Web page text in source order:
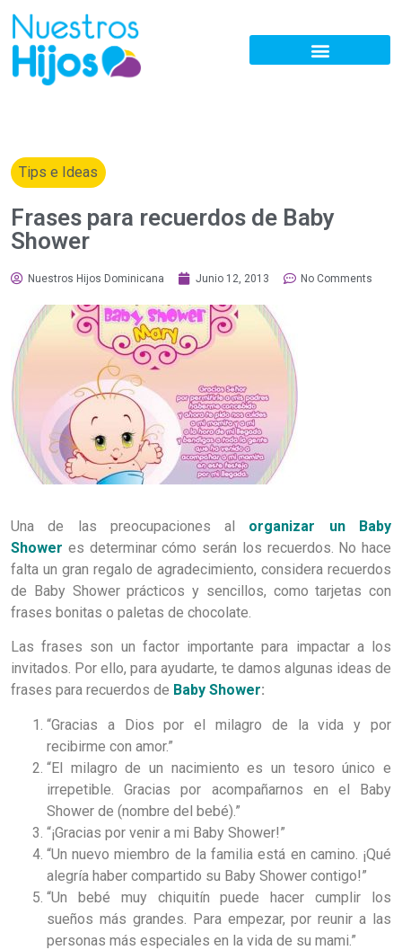
Tips e Ideas
Frases para recuerdos de Baby
Shower
Nuestros Hijos Dominicana Junio 12, 2013 No Comments
Una de las preocupaciones al organizar un Baby
Shower es determinar cómo serán los recuerdos. No hace
falta un gran regalo de agradecimiento, considera recuerdos
de Baby Shower prácticos y sencillos, como tarjetas con
frases bonitas o paletas de chocolate.
Las frases son un factor importante para impactar a los
invitados. Por ello, para ayudarte, te damos algunas ideas de
frases para recuerdos de Baby Shower:
“Gracias a Dios por el milagro de la vida y por
recibirme con amor.”
“El milagro de un nacimiento es un tesoro único e
irrepetible. Gracias por acompañarnos en el Baby
Shower de (nombre del bebé).”
“¡Gracias por venir a mi Baby Shower!”
“Un nuevo miembro de la familia está en camino. ¡Qué
alegría haber compartido su Baby Shower contigo!”
“Un bebé muy chiquitín puede hacer cumplir los
sueños más grandes. Para empezar, por reunir a las
personas más especiales en la vida de su mami.”